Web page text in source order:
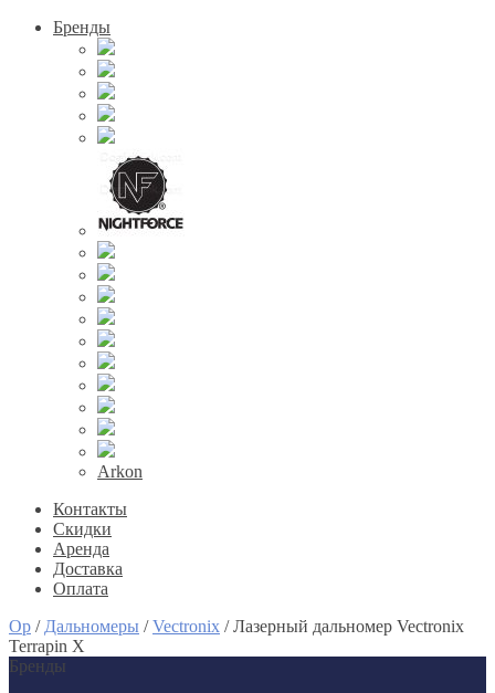
Бренды
Arkon
Контакты
Скидки
Аренда
Доставка
Оплата
Op / Дальномеры /Vectronix /Лазерный дальномер Vectronix
Terrapin X
Бренды